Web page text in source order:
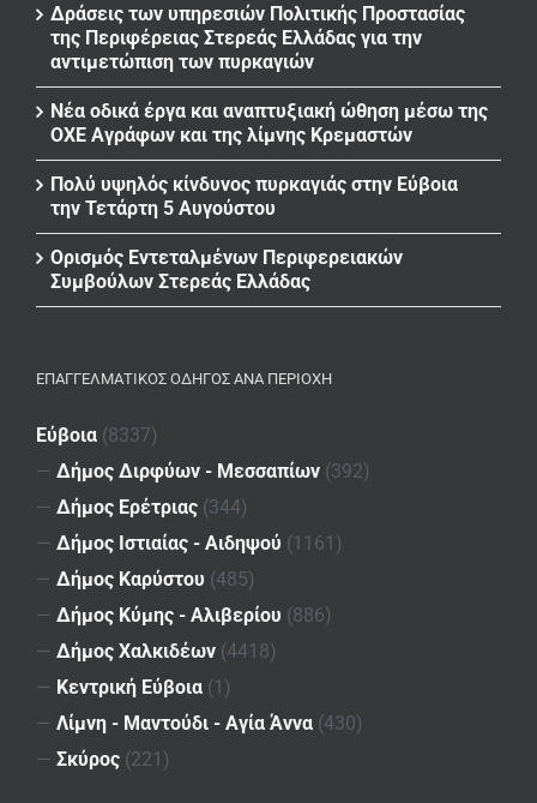
Δράσεις των υπηρεσιών Πολιτικής Προστασίας
της Περιφέρειας Στερεάς Ελλάδας για την
αντιμετώπιση των πυρκαγιών
Νέα οδικά έργα και αναπτυξιακή ώθηση μέσω της
ΟΧΕ Αγράφων και της λίμνης Κρεμαστών
Πολύ υψηλός κίνδυνος πυρκαγιάς στην Εύβοια
την Τετάρτη 5 Αυγούστου
Ορισμός Εντεταλμένων Περιφερειακών
Συμβούλων Στερεάς Ελλάδας
ΕΠΑΓΓΕΛΜΑΤΙΚΌΣ ΟΔΗΓΌΣ ΑΝΆ ΠΕΡΙΟΧΉ
Εύβοια (8337)
— Δήμος Διρφύων - Μεσσαπίων (392)
— Δήμος Ερέτριας (344)
— Δήμος Ιστιαίας - Αιδηψού (1161)
— Δήμος Καρύστου (485)
— Δήμος Κύμης - Αλιβερίου (886)
— Δήμος Χαλκιδέων (4418)
— Κεντρική Εύβοια (1)
— Λίμνη - Μαντούδι - Αγία Άννα (430)
— Σκύρος (221)